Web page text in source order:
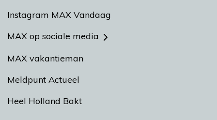
Instagram MAX Vandaag
MAX op sociale media
MAX vakantieman
Meldpunt Actueel
Heel Holland Bakt